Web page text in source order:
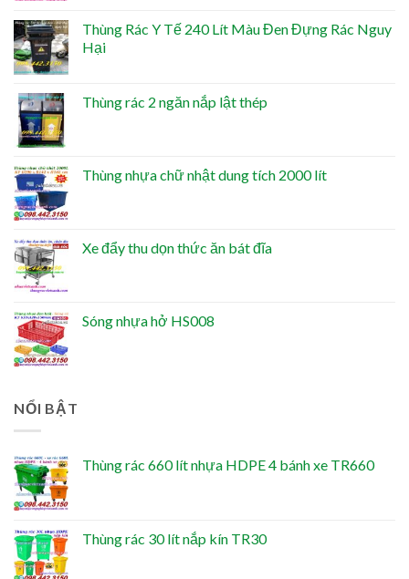
Thùng Rác Y Tế 240 Lít Màu Đen Đựng Rác Nguy
Hại
Thùng rác 2 ngăn nắp lật thép
Thùng nhựa chữ nhật dung tích 2000 lít
Xe đẩy thu dọn thức ăn bát đĩa
Sóng nhựa hở HS008
NỔI BẬT
Thùng rác 660 lít nhựa HDPE 4 bánh xe TR660
Thùng rác 30 lít nắp kín TR30